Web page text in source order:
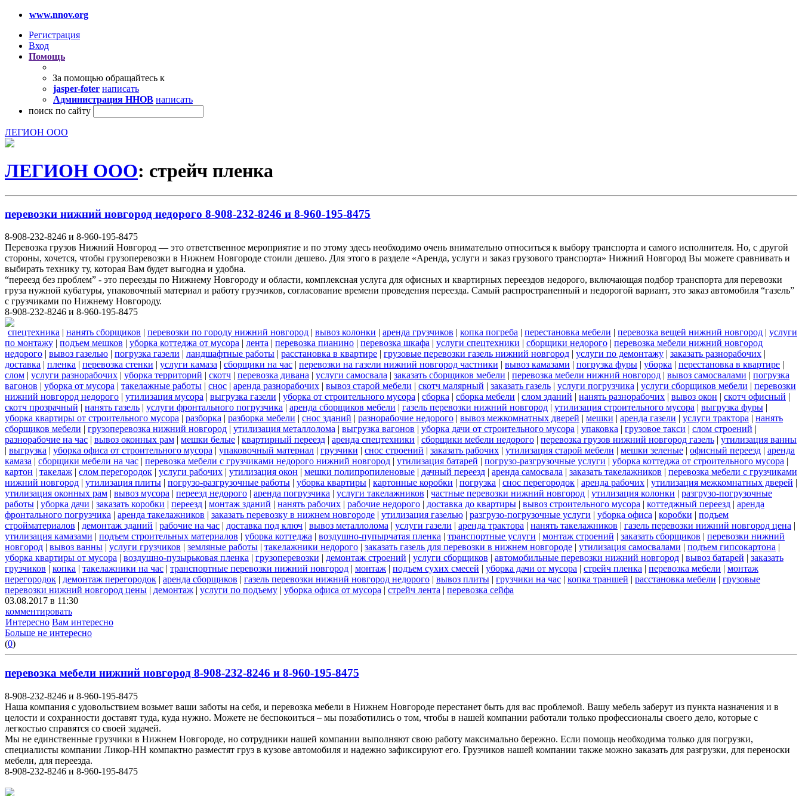
www.nnov.org
Регистрация
Вход
Помощь
За помощью обращайтесь к
jasper-foter написать
Администрация ННОВ написать
поиск по сайту
ЛЕГИОН ООО
ЛЕГИОН ООО: стрейч пленка
перевозки нижний новгород недорого 8-908-232-8246 и 8-960-195-8475
8-908-232-8246 и 8-960-195-8475
Перевозка грузов Нижний Новгород — это ответственное мероприятие и по этому здесь необходимо очень внимательно относиться к выбору транспорта и самого исполнителя. Но, с другой
стороны, хочется, чтобы грузоперевозки в Нижнем Новгороде стоили дешево. Для этого в разделе «Аренда, услуги и заказ грузового транспорта» Нижний Новгород Вы можете сравнивать и
выбирать технику ту, которая Вам будет выгодна и удобна.
“переезд без проблем” - это переезды по Нижнему Новгороду и области, комплексная услуга для офисных и квартирных переездов недорого, включающая подбор транспорта для перевозки
груза нужной кубатуры, упаковочный материал и работу грузчиков, согласование времени проведения переезда. Самый распространенный и недорогой вариант, это заказ автомобиля “газель”
с грузчиками по Нижнему Новгороду.
8-908-232-8246 и 8-960-195-8475
спецтехника | нанять сборщиков | перевозки по городу нижний новгород | вывоз колонки | аренда грузчиков | копка погреба | перестановка мебели | перевозка вещей нижний новгород | услуги
по монтажу | подъем мешков | уборка коттеджа от мусора | лента | перевозка пианино | перевозка шкафа | услуги спецтехники | сборщики недорого | перевозка мебели нижний новгород
недорого | вывоз газелью | погрузка газели | ландшафтные работы | расстановка в квартире | грузовые перевозки газель нижний новгород | услуги по демонтажу | заказать разнорабочих |
доставка | пленка | перевозка стенки | услуги камаза | сборщики на час | перевозки на газели нижний новгород частники | вывоз камазами | погрузка фуры | уборка | перестановка в квартире |
слом | услуги разнорабочих | уборка территорий | скотч | перевозка дивана | услуги самосвала | заказать сборщиков мебели | перевозка мебели нижний новгород | вывоз самосвалами | погрузка
вагонов | уборка от мусора | такелажные работы | снос | аренда разнорабочих | вывоз старой мебели | скотч малярный | заказать газель | услуги погрузчика | услуги сборщиков мебели | перевозки
нижний новгород недорого | утилизация мусора | выгрузка газели | уборка от строительного мусора | сборка | сборка мебели | слом зданий | нанять разнорабочих | вывоз окон | скотч офисный |
скотч прозрачный | нанять газель | услуги фронтального погрузчика | аренда сборщиков мебели | газель перевозки нижний новгород | утилизация строительного мусора | выгрузка фуры |
уборка квартиры от строительного мусора | разборка | разборка мебели | снос зданий | разнорабочие недорого | вывоз межкомнатных дверей | мешки | аренда газели | услуги трактора | нанять
сборщиков мебели | грузоперевозка нижний новгород | утилизация металлолома | выгрузка вагонов | уборка дачи от строительного мусора | упаковка | грузовое такси | слом строений |
разнорабочие на час | вывоз оконных рам | мешки белые | квартирный переезд | аренда спецтехники | сборщики мебели недорого | перевозка грузов нижний новгород газель | утилизация ванны
| выгрузка | уборка офиса от строительного мусора | упаковочный материал | грузчики | снос строений | заказать рабочих | утилизация старой мебели | мешки зеленые | офисный переезд | аренда
камаза | сборщики мебели на час | перевозка мебели с грузчиками недорого нижний новгород | утилизация батарей | погрузо-разгрузочные услуги | уборка коттеджа от строительного мусора |
картон | такелаж | слом перегородок | услуги рабочих | утилизация окон | мешки полипропиленовые | дачный переезд | аренда самосвала | заказать такелажников | перевозка мебели с грузчиками
нижний новгород | утилизация плиты | погрузо-разгрузочные работы | уборка квартиры | картонные коробки | погрузка | снос перегородок | аренда рабочих | утилизация межкомнатных дверей |
утилизация оконных рам | вывоз мусора | переезд недорого | аренда погрузчика | услуги такелажников | частные перевозки нижний новгород | утилизация колонки | разгрузо-погрузочные
работы | уборка дачи | заказать коробки | переезд | монтаж зданий | нанять рабочих | рабочие недорого | доставка до квартиры | вывоз строительного мусора | коттеджный переезд | аренда
фронтального погрузчика | аренда такелажников | заказать перевозку в нижнем новгороде | утилизация газелью | разгрузо-погрузочные услуги | уборка офиса | коробки | подъем
стройматериалов | демонтаж зданий | рабочие на час | доставка под ключ | вывоз металлолома | услуги газели | аренда трактора | нанять такелажников | газель перевозки нижний новгород цена |
утилизация камазами | подъем строительных материалов | уборка коттеджа | воздушно-пупырчатая пленка | транспортные услуги | монтаж строений | заказать сборщиков | перевозки нижний
новгород | вывоз ванны | услуги грузчиков | земляные работы | такелажники недорого | заказать газель для перевозки в нижнем новгороде | утилизация самосвалами | подъем гипсокартона |
уборка квартиры от мусора | воздушно-пузырьковая пленка | грузоперевозки | демонтаж строений | услуги сборщиков | автомобильные перевозки нижний новгород | вывоз батарей | заказать
грузчиков | копка | такелажники на час | транспортные перевозки нижний новгород | монтаж | подъем сухих смесей | уборка дачи от мусора | стрейч пленка | перевозка мебели | монтаж
перегородок | демонтаж перегородок | аренда сборщиков | газель перевозки нижний новгород недорого | вывоз плиты | грузчики на час | копка траншей | расстановка мебели | грузовые
перевозки нижний новгород цены | демонтаж | услуги по подъему | уборка офиса от мусора | стрейч лента | перевозка сейфа
03.08.2017 в 11:30
комментировать
Интересно Вам интересно
Больше не интересно
(0)
перевозка мебели нижний новгород 8-908-232-8246 и 8-960-195-8475
8-908-232-8246 и 8-960-195-8475
Наша компания с удовольствием возьмет ваши заботы на себя, и перевозка мебели в Нижнем Новгороде перестанет быть для вас проблемой. Вашу мебель заберут из пункта назначения и в
целости и сохранности доставят туда, куда нужно. Можете не беспокоиться – мы позаботились о том, чтобы в нашей компании работали только профессионалы своего дело, которые с
легкостью справятся со своей задачей.
Мы не единственные грузчики в Нижнем Новгороде, но сотрудники нашей компании выполняют свою работу максимально бережно. Если помощь необходима только для погрузки,
специалисты компании Ликор-НН компактно разместят груз в кузове автомобиля и надежно зафиксируют его. Грузчиков нашей компании также можно заказать для разгрузки, для переноски
мебели, для переезда.
8-908-232-8246 и 8-960-195-8475